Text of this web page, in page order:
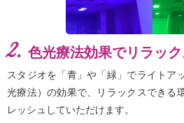
2. 色光療法効果でリラック
スタジオを「青」や「緑」でライトア
光療法）の効果で、リラックスできる
レッシュしていただけます。